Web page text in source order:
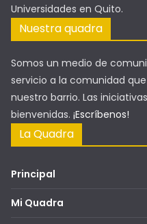
Universidades en Quito.
Nuestra quadra
Somos un medio de
servicio a la comunidad
nuestro barrio. Las
bienvenidas. ¡Escríbenos!
La Quadra
Principal
Mi Quadra